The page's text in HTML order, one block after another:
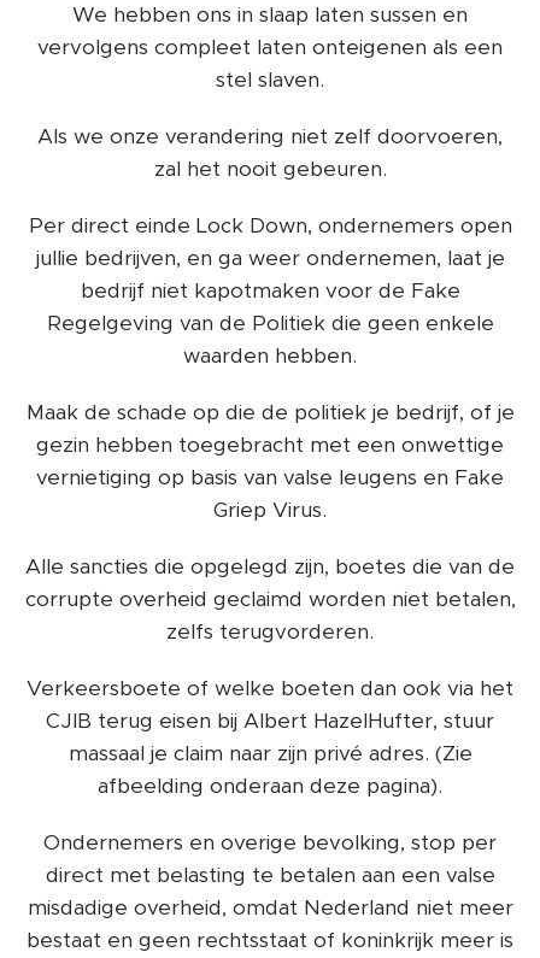
We hebben ons in slaap laten sussen en
vervolgens compleet laten onteigenen als een
stel slaven.
Als we onze verandering niet zelf doorvoeren,
zal het nooit gebeuren.
Per direct einde Lock Down, ondernemers open
jullie bedrijven, en ga weer ondernemen, laat je
bedrijf niet kapotmaken voor de Fake
Regelgeving van de Politiek die geen enkele
waarden hebben.
Maak de schade op die de politiek je bedrijf, of je
gezin hebben toegebracht met een onwettige
vernietiging op basis van valse leugens en Fake
Griep Virus.
Alle sancties die opgelegd zijn, boetes die van de
corrupte overheid geclaimd worden niet betalen,
zelfs terugvorderen.
Verkeersboete of welke boeten dan ook via het
CJIB terug eisen bij Albert HazelHufter, stuur
massaal je claim naar zijn privé adres. (Zie
afbeelding onderaan deze pagina).
Ondernemers en overige bevolking, stop per
direct met belasting te betalen aan een valse
misdadige overheid, omdat Nederland niet meer
bestaat en geen rechtsstaat of koninkrijk meer is